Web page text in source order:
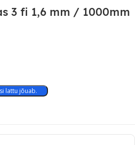
3 fi 1,6 mm / 1000mm
lattu jõuab.